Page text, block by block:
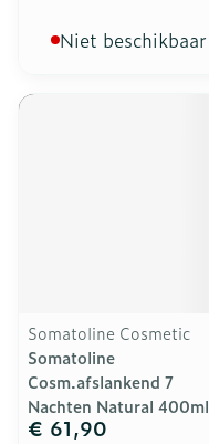
Niet beschikbaar
Somatoline Cosmetic
Somatoline
Cosm.afslankend 7
Nachten Natural 400ml
€ 61,90